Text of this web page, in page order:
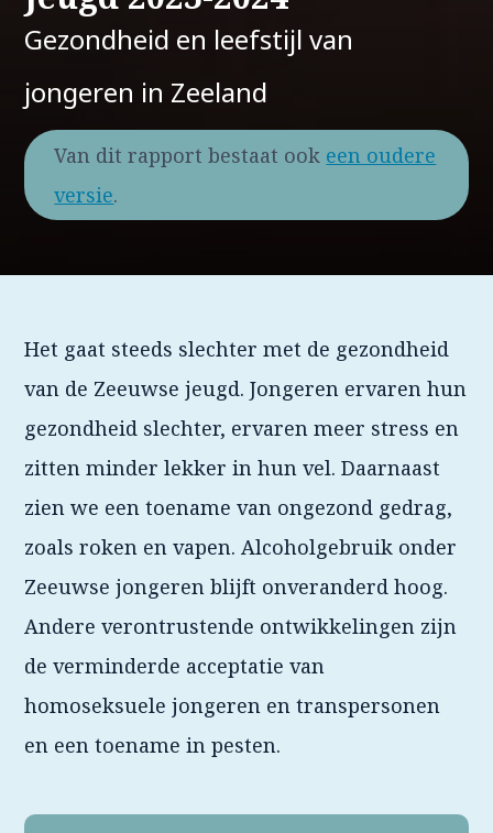
Gezondheid en leefstijl van
jongeren in Zeeland
Van dit rapport bestaat ook een oudere
versie.
Het gaat steeds slechter met de gezondheid
van de Zeeuwse jeugd. Jongeren ervaren hun
gezondheid slechter, ervaren meer stress en
zitten minder lekker in hun vel. Daarnaast
zien we een toename van ongezond gedrag,
zoals roken en vapen. Alcoholgebruik onder
Zeeuwse jongeren blijft onveranderd hoog.
Andere verontrustende ontwikkelingen zijn
de verminderde acceptatie van
homoseksuele jongeren en transpersonen
en een toename in pesten.